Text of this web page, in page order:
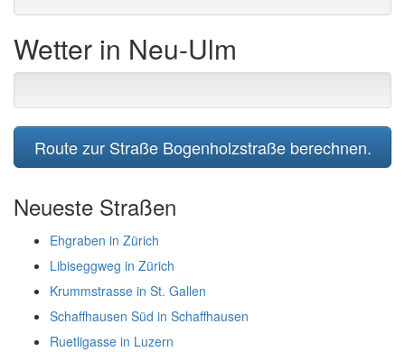
Wetter in Neu-Ulm
Route zur Straße Bogenholzstraße berechnen.
Neueste Straßen
Ehgraben in Zürich
Libiseggweg in Zürich
Krummstrasse in St. Gallen
Schaffhausen Süd in Schaffhausen
Ruetligasse in Luzern